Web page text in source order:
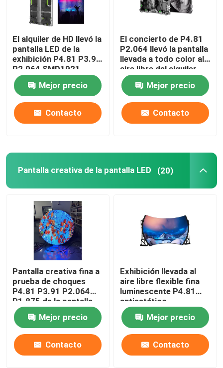
Baldosas de la pantalla del LED
Pantalla del espejo LED
Pared de video LED para interiores
Pantalla LED del ojo desnudo 3D
El alquiler de HD llevó la
pantalla LED de la
exhibición P4.81 P3.91
P2.064 SMD1921
Mejor precio
Contacto
El concierto de P4.81
P2.064 llevó la pantalla
llevada a todo color al
aire libre del alquiler
1R1G1B de la pantalla
Mejor precio
Contacto
Pantalla creativa de la pantalla LED (20)
Pantalla creativa fina a
prueba de choques
P4.81 P3.91 P2.064
P1.875 de la pantalla
LED
Mejor precio
Contacto
Exhibición llevada al
aire libre flexible fina
luminescente P4.81
antiestático
Mejor precio
Contacto